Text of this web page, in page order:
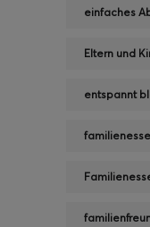
einfaches
Eltern und
entspannt